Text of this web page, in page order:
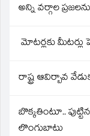
అన్ని వర్గాల
మోటర్లకు మీటర్లు
రాష్ట్ర ఆవిర్బావ
బొక్కతింటూ..
లొంగుబాటు